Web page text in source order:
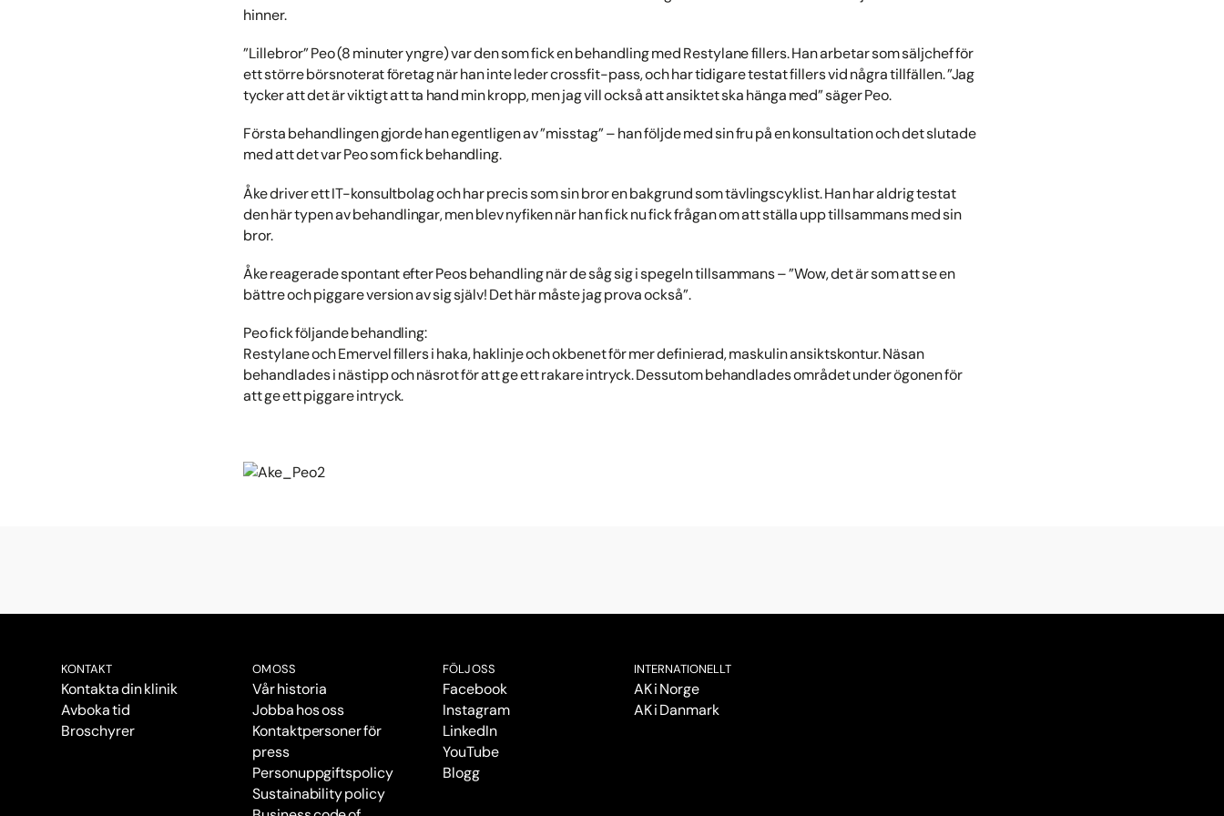
hinner.
”Lillebror” Peo (8 minuter yngre) var den som fick en behandling med Restylane fillers. Han arbetar som säljchef för
ett större börsnoterat företag när han inte leder crossfit-pass, och har tidigare testat fillers vid några tillfällen. ”Jag
tycker att det är viktigt att ta hand min kropp, men jag vill också att ansiktet ska hänga med” säger Peo.
Första behandlingen gjorde han egentligen av ”misstag” – han följde med sin fru på en konsultation och det slutade
med att det var Peo som fick behandling.
Åke driver ett IT-konsultbolag och har precis som sin bror en bakgrund som tävlingscyklist. Han har aldrig testat
den här typen av behandlingar, men blev nyfiken när han fick nu fick frågan om att ställa upp tillsammans med sin
bror.
Åke reagerade spontant efter Peos behandling när de såg sig i spegeln tillsammans – ”Wow, det är som att se en
bättre och piggare version av sig själv! Det här måste jag prova också”.
Peo fick följande behandling:
Restylane och Emervel fillers i haka, haklinje och okbenet för mer definierad, maskulin ansiktskontur. Näsan
behandlades i nästipp och näsrot för att ge ett rakare intryck. Dessutom behandlades området under ögonen för
att ge ett piggare intryck.
KONTAKT
Kontakta din klinik
Avboka tid
Broschyrer
OM OSS
Vår historia
Jobba hos oss
Kontaktpersoner för
press
Personuppgiftspolicy
Sustainability policy
FÖLJ OSS
Facebook
Instagram
LinkedIn
YouTube
Blogg
INTERNATIONELLT
AK i Norge
AK i Danmark